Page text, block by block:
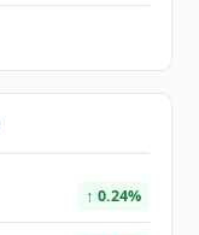
↑ 0.24%